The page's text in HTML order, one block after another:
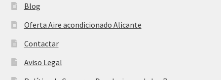
Blog
Oferta Aire acondicionado Alicante
Contactar
Aviso Legal